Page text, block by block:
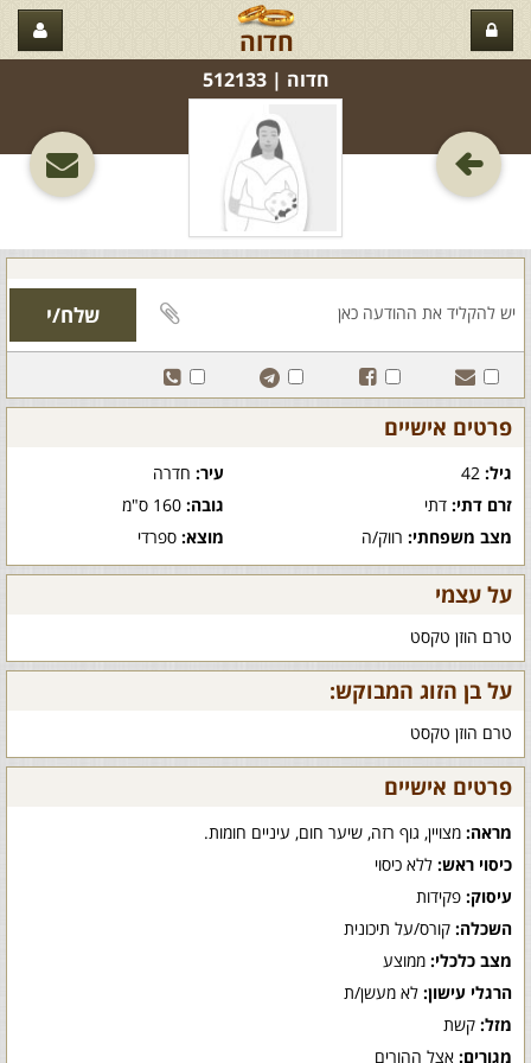
חדוה
חדוה‏ | 512133
פרטים אישיים
גיל: עיר:חדרה
זרם דתי: דתי גובה:160 ס"מ
מצב משפחתי: רווק/ה מוצא:ספרדי
על עצמי
טרם הוזן טקסט
על בן הזוג המבוקש:
טרם הוזן טקסט
פרטים אישיים
מראה: מצויין, גוף רזה, שיער חום, עיניים חומות.
כיסוי ראש: ללא כיסוי
עיסוק: פקידות
השכלה: קורס/על תיכונית
מצב כלכלי: ממוצע
הרגלי עישון: לא מעשן/ת
מזל: קשת
מגורים: אצל ההורים